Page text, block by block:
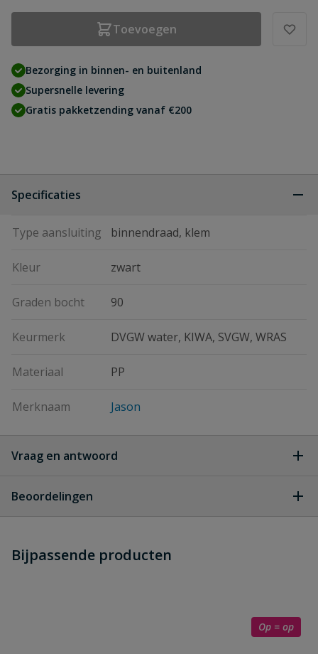
Toevoegen
Bezorging in binnen- en buitenland
Supersnelle levering
Gratis pakketzending vanaf €200
Specificaties
Type aansluiting binnendraad, klem
Kleur zwart
Graden bocht 90
Keurmerk DVGW water, KIWA, SVGW, WRAS
Materiaal PP
Merknaam Jason
Vraag en antwoord
dit product?
Beoordelingen
Schrijf zelf een beoordeling
Bijpassende producten
Op = op